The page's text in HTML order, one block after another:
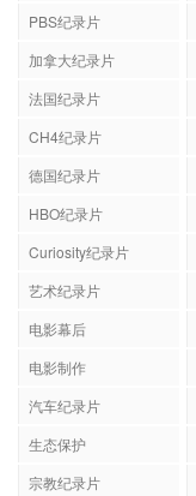
PBS纪录片
加拿大纪录片
法国纪录片
CH4纪录片
德国纪录片
HBO纪录片
Curiosity纪录片
艺术纪录片
电影幕后
电影制作
汽车纪录片
生态保护
宗教纪录片